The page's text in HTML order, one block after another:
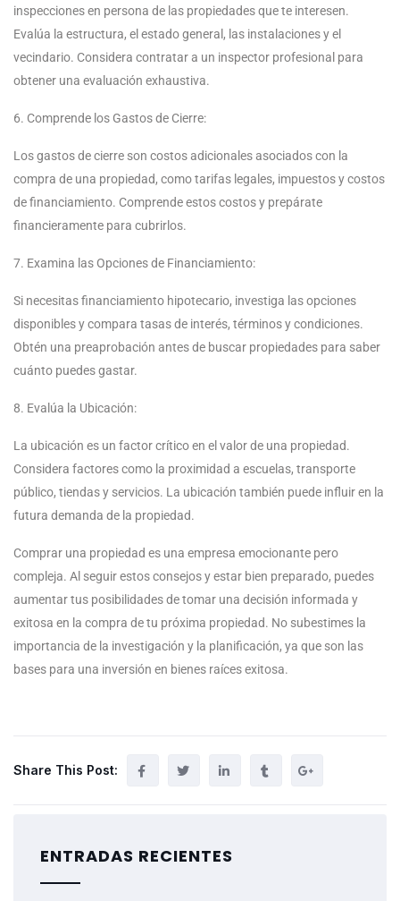
inspecciones en persona de las propiedades que te interesen.
Evalúa la estructura, el estado general, las instalaciones y el
vecindario. Considera contratar a un inspector profesional para
obtener una evaluación exhaustiva.
6. Comprende los Gastos de Cierre:
Los gastos de cierre son costos adicionales asociados con la
compra de una propiedad, como tarifas legales, impuestos y costos
de financiamiento. Comprende estos costos y prepárate
financieramente para cubrirlos.
7. Examina las Opciones de Financiamiento:
Si necesitas financiamiento hipotecario, investiga las opciones
disponibles y compara tasas de interés, términos y condiciones.
Obtén una preaprobación antes de buscar propiedades para saber
cuánto puedes gastar.
8. Evalúa la Ubicación:
La ubicación es un factor crítico en el valor de una propiedad.
Considera factores como la proximidad a escuelas, transporte
público, tiendas y servicios. La ubicación también puede influir en la
futura demanda de la propiedad.
Comprar una propiedad es una empresa emocionante pero
compleja. Al seguir estos consejos y estar bien preparado, puedes
aumentar tus posibilidades de tomar una decisión informada y
exitosa en la compra de tu próxima propiedad. No subestimes la
importancia de la investigación y la planificación, ya que son las
bases para una inversión en bienes raíces exitosa.
Share This Post:
ENTRADAS RECIENTES